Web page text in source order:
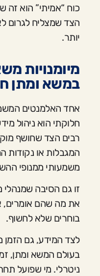
כוח “אמיתי” הוא
הצד שמצליח לגרום
יותר.
מיומנויות
במשא ומתן
אחד האלמנטים
חלוקתי הוא ניהול
רבים הצד שחושף
המגבלות או
משמעותי ממנופי
זו גם הסיבה שמנהלי
את מה שהם
בוחרים שלא לחשוף.
לצד המידע, גם
בעולם המשא ומתן,
ניטרלי. מי שפועל